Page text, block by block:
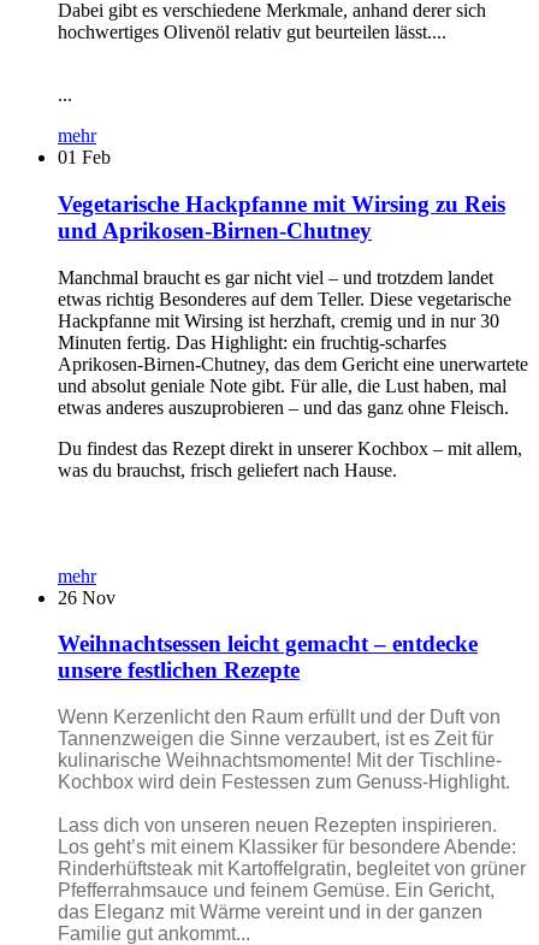
Dabei gibt es verschiedene Merkmale, anhand derer sich
hochwertiges Olivenöl relativ gut beurteilen lässt....
...
mehr
01 Feb
Vegetarische Hackpfanne mit Wirsing zu Reis
und Aprikosen-Birnen-Chutney
Manchmal braucht es gar nicht viel – und trotzdem landet
etwas richtig Besonderes auf dem Teller. Diese vegetarische
Hackpfanne mit Wirsing ist herzhaft, cremig und in nur 30
Minuten fertig. Das Highlight: ein fruchtig-scharfes
Aprikosen-Birnen-Chutney, das dem Gericht eine unerwartete
und absolut geniale Note gibt. Für alle, die Lust haben, mal
etwas anderes auszuprobieren – und das ganz ohne Fleisch.
Du findest das Rezept direkt in unserer Kochbox – mit allem,
was du brauchst, frisch geliefert nach Hause.
mehr
26 Nov
Weihnachtsessen leicht gemacht – entdecke
unsere festlichen Rezepte
Wenn Kerzenlicht den Raum erfüllt und der Duft von
Tannenzweigen die Sinne verzaubert, ist es Zeit für
kulinarische Weihnachtsmomente! Mit der Tischline-
Kochbox wird dein Festessen zum Genuss-Highlight.
Lass dich von unseren neuen Rezepten inspirieren.
Los geht’s mit einem Klassiker für besondere Abende:
Rinderhüftsteak mit Kartoffelgratin, begleitet von grüner
Pfefferrahmsauce und feinem Gemüse. Ein Gericht,
das Eleganz mit Wärme vereint und in der ganzen
Familie gut ankommt...